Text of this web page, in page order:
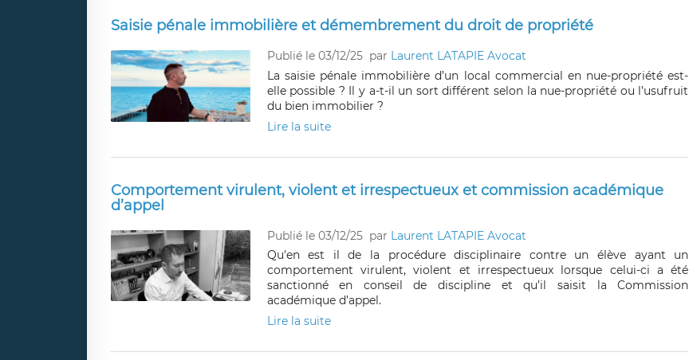
Saisie pénale immobilière et démembrement du droit de propriété
Publié le 03/12/25 par Laurent LATAPIE Avocat
La saisie pénale immobilière d’un local commercial en nue-propriété est-
elle possible ? Il y a-t-il un sort différent selon la nue-propriété ou l’usufruit
du bien immobilier ?
Lire la suite
Comportement virulent, violent et irrespectueux et commission académique
d’appel
Publié le 03/12/25 par Laurent LATAPIE Avocat
Qu'en est il de la procédure disciplinaire contre un élève ayant un
comportement virulent, violent et irrespectueux lorsque celui-ci a été
sanctionné en conseil de discipline et qu’il saisit la Commission
académique d’appel.
Lire la suite